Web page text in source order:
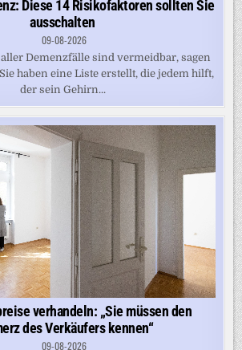
Diese 14 Risikofaktoren sollten Sie
ausschalten
09-08-2026
Demenzfälle sind vermeidbar, sagen
haben eine Liste erstellt, die jedem hilft,
der sein Gehirn...
verhandeln: „Sie müssen den
des Verkäufers kennen“
09-08-2026